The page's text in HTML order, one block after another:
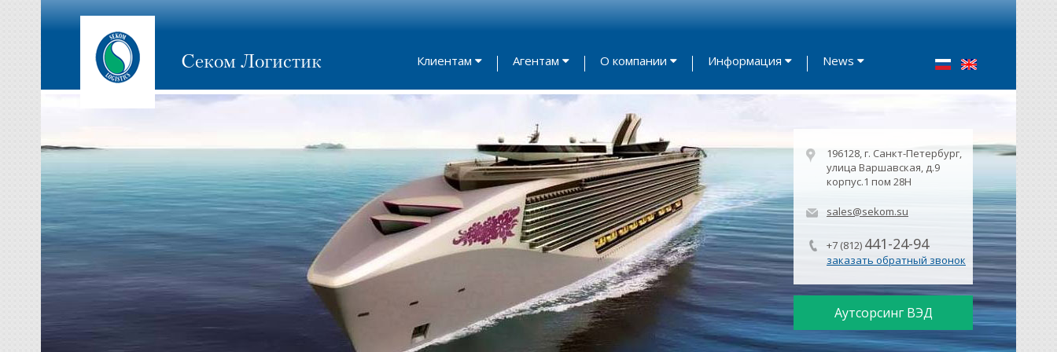
Секом Логистик Клиентам Агентам О компании Информация News
196128, г. Санкт-Петербург,
улица Варшавская, д.9
корпус.1 пом 28Н
sales@sekom.su
+7 (812) 441-24-94
заказать обратный звонок
Аутсорсинг ВЭД